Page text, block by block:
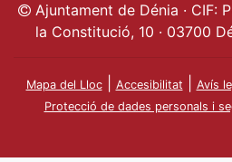
Ajuntament de Dénia · CIF:
la Constitució, 10 · 03700
Mapa del Lloc| Accesibilitat Avís
Protecció de dades personals i